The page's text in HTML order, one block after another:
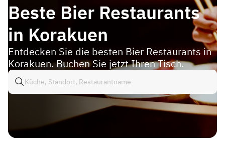
Beste Bier Restaurants
in Korakuen
Entdecken Sie die besten Bier Restaurants in
Korakuen. Buchen Sie jetzt Ihren Tisch.